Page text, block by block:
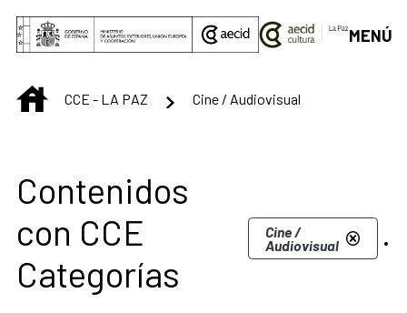
Saltar al contenido principal
MENÚ
INICIOCCE - LA PAZ Cine / Audiovisual
Contenidos
con CCE
Categorías
Cine /
Audiovisual .